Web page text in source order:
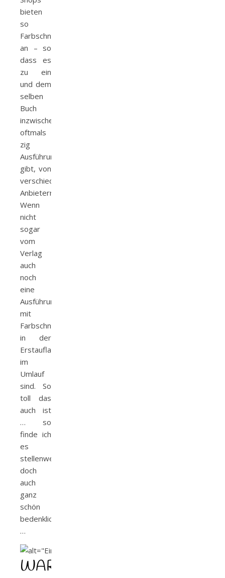
bieten
so
Farbschnittdrucke
an – so
dass es
zu ein
und dem
selben
Buch
inzwischen
oftmals
zig
Ausführungen
gibt, von
verschiedenen
Anbietern.
Wenn
nicht
sogar
vom
Verlag
auch
noch
eine
Ausführung
mit
Farbschnitt
in der
Erstauflage
im
Umlauf
sind. So
toll das
auch ist
… so
finde ich
es
stellenweise
doch
auch
ganz
schön
bedenklich
…
WARUM?